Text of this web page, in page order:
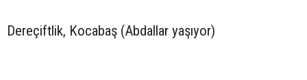
Dereçiftlik, Kocabaş (Abdallar yaşıyor)